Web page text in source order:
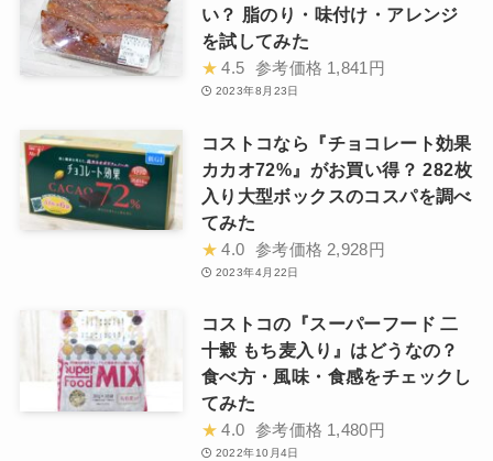
い？ 脂のり・味付け・アレンジ
を試してみた
★ 4.5 参考価格 1,841円
2023年8月23日
コストコなら『チョコレート効果
カカオ72%』がお買い得？ 282枚
入り大型ボックスのコスパを調べ
てみた
★ 4.0 参考価格 2,928円
2023年4月22日
コストコの『スーパーフード 二
十穀 もち麦入り』はどうなの？
食べ方・風味・食感をチェックし
てみた
★ 4.0 参考価格 1,480円
2022年10月4日